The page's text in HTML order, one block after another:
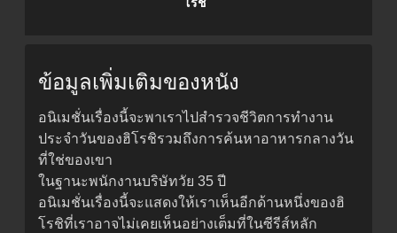
ข้อมูลเพิ่มเติมของหนัง
อนิเมชั่นเรื่องนี้จะพาเราไปสำรวจชีวิตการทำงาน
ประจำวันของฮิโรชิรวมถึงการค้นหาอาหารกลางวัน
ที่ใช่ของเขา
ในฐานะพนักงานบริษัทวัย 35 ปี
อนิเมชั่นเรื่องนี้จะแสดงให้เราเห็นอีกด้านหนึ่งของฮิ
โรชิที่เราอาจไม่เคยเห็นอย่างเต็มที่ในซีรีส์หลัก